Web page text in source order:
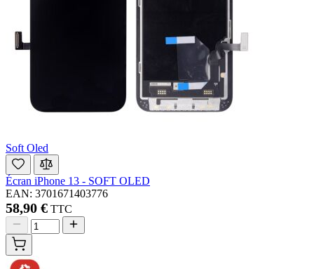
Soft Oled
Écran iPhone 13 - SOFT OLED
EAN: 3701671403776
58,90 € TTC